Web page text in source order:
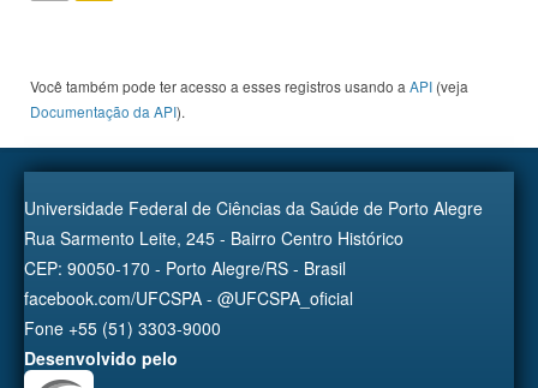
Você também pode ter acesso a esses registros usando a API (veja
Documentação da API).
Universidade Federal de Ciências da Saúde de Porto Alegre
Rua Sarmento Leite, 245 - Bairro Centro Histórico
CEP: 90050-170 - Porto Alegre/RS - Brasil
facebook.com/UFCSPA - @UFCSPA_oficial
Fone +55 (51) 3303-9000
Desenvolvido pelo